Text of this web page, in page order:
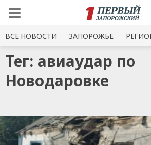
ВСЕ НОВОСТИ ЗАПОРОЖЬЕ
Тег: авиаудар по
Новодаровке